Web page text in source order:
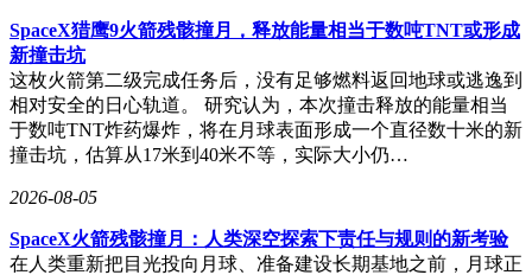
SpaceX猎鹰9火箭残骸撞月，释放能量相当于数吨TNT或形成
新撞击坑
这枚火箭第二级完成任务后，没有足够燃料返回地球或逃逸到
相对安全的日心轨道。 研究认为，本次撞击释放的能量相当
于数吨TNT炸药爆炸，将在月球表面形成一个直径数十米的新
撞击坑，估算从17米到40米不等，实际大小仍…
2026-08-05
SpaceX火箭残骸撞月：人类深空探索下责任与规则的新考验
在人类重新把目光投向月球、准备建设长期基地之前，月球正